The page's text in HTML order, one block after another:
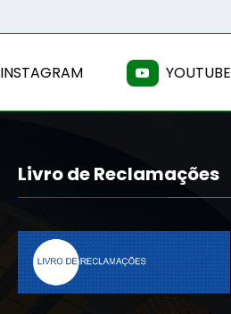
INSTAGRAM YOUTUBE
Livro de Reclamações